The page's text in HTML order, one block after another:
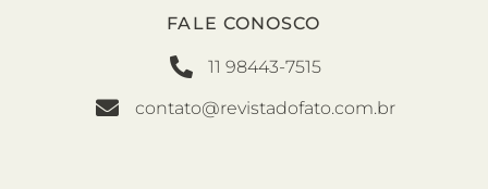
FALE CONOSCO
11 98443-7515
contato@revistadofato.com.br